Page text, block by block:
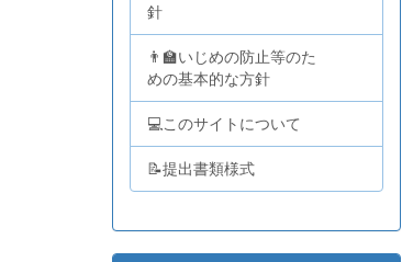
針
👨‍🏫いじめの防止等のた
めの基本的な方針
💻このサイトについて
📝提出書類様式